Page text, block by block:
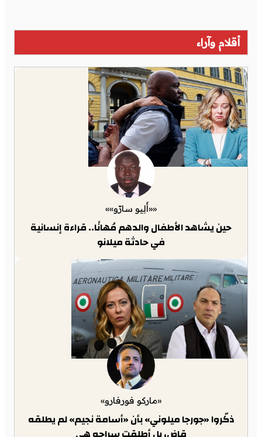
أقلام وآراء
««أَلِيو سارّو»»
حين يشاهد الأطفال والدهم مُهانًا.. قراءة إنسانية
في حادثة ميلانو
«ماركو فورفارو»
ذكّروا «جورجا ميلوني» بأن «أسامة نجيم» لم يطلقه